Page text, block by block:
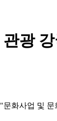
광
화사업 및